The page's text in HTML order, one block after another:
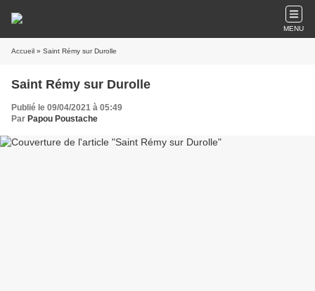
MENU
Accueil » Saint Rémy sur Durolle
Saint Rémy sur Durolle
Publié le 09/04/2021 à 05:49
Par Papou Poustache